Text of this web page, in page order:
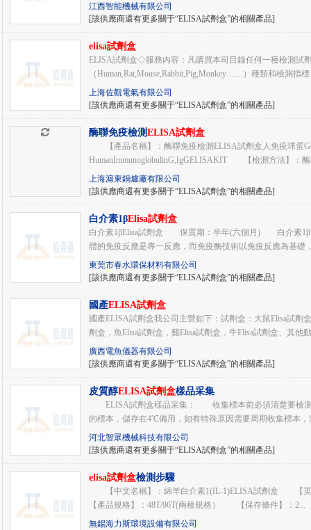
江西智能機械有限公司
[該供應商還有更多關于“ELISA試劑盒”的相關產品]
elisa試劑盒
ELISA試劑盒◇服務內容：凡購買本司目錄任何一種檢測試
（Human,Rat,Mouse,Rabbit,Pig,Monkey……）種類和檢測指
上海佐觀電氣有限公司
[該供應商還有更多關于“ELISA試劑盒”的相關產品]
酶聯免疫檢測ELISA試劑盒
【產品名稱】：酶聯免疫檢測ELISA試劑盒人免疫球
HumanImmunoglobulinG,IgGELISAKIT 【檢測方法】：酶
上海滬東鍋爐廠有限公司
[該供應商還有更多關于“ELISA試劑盒”的相關產品]
白介素1βElisa試劑盒
白介素1βElisa試劑盒 保質期：半年(六個月) 白介素
體的免疫反應是專一反應，而免疫酶技術以免疫反應為基礎
東莞市春水環保材料有限公司
[該供應商還有更多關于“ELISA試劑盒”的相關產品]
國產ELISA試劑盒
國產ELISA試劑盒我公司主營如下：試劑盒：大鼠Elisa試劑
劑盒，魚Elisa試劑盒，雞Elisa試劑盒，牛Elisa試劑盒、其他
廣西電魚儀器有限公司
[該供應商還有更多關于“ELISA試劑盒”的相關產品]
皮質醇ELISA試劑盒樣品采集
ELISA試劑盒樣品采集： 收集標本前必須清楚要檢測
的標本，儲存在4℃備用，如有特殊原因需要周期收集標本，
河北智眾機械科技有限公司
[該供應商還有更多關于“ELISA試劑盒”的相關產品]
elisa試劑盒檢測步驟
【中文名稱】：綿羊白介素1(IL-1)ELISA試劑盒 【英
【產品規格】：48T/96T(兩種規格） 【保存條件】：2...
無錫海力斯環境設備有限公司